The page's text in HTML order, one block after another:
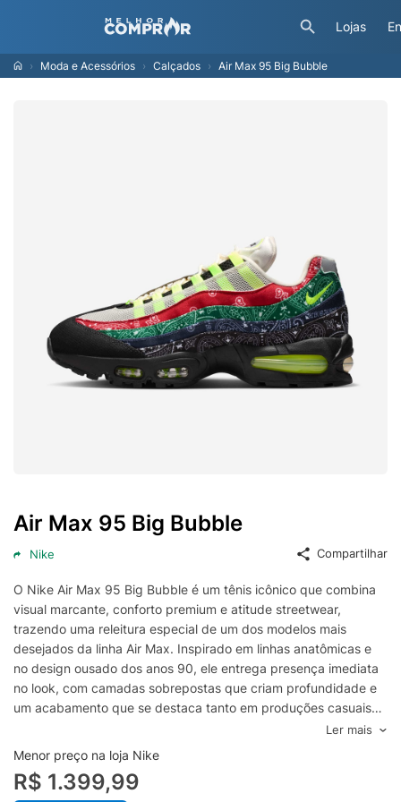
Lojas
Moda e Acessórios Calçados Air Max 95 Big Bubble
Air Max 95 Big Bubble
Nike Compartilhar
O Nike Air Max 95 Big Bubble é um tênis icônico que combina
visual marcante, conforto premium e atitude streetwear,
trazendo uma releitura especial de um dos modelos mais
desejados da linha Air Max. Inspirado em linhas anatômicas e
no design ousado dos anos 90, ele entrega presença imediata
no look, com camadas sobrepostas que criam profundidade e
um acabamento que se destaca tanto em produções casuais
A grande estrela desta versão é a unidade Air com “Big
Bubble”, que realça o estilo clássico do Air Max 95 e
potencializa a sensação de amortecimento a cada passada.
Ler mais
Menor preço na loja Nike
R$ 1.399,99